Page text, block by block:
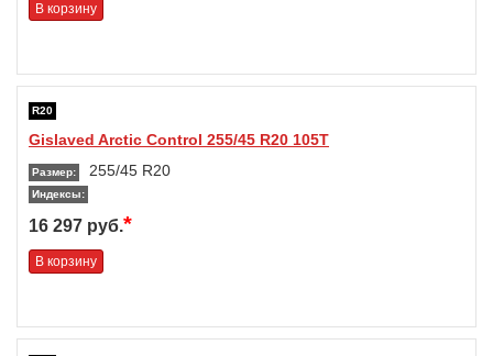
В корзину
R20
Gislaved Arctic Control 255/45 R20 105T
Размер: 255/45 R20
Индексы:
16 297 руб.*
В корзину